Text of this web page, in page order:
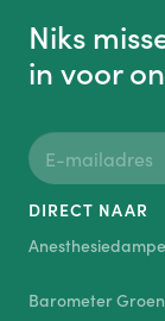
Niks
in voor
DIRECT NAAR
Barometer